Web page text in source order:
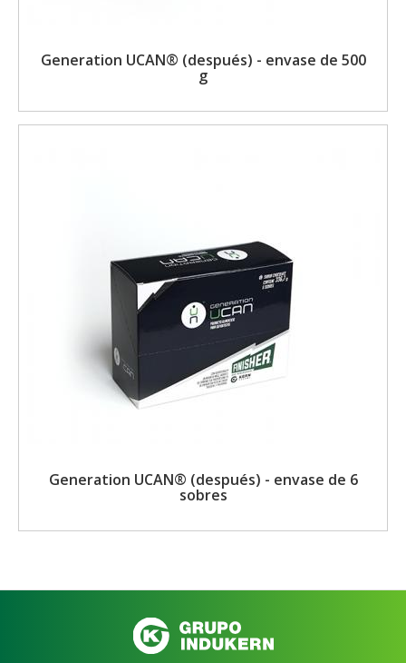
Generation UCAN® (después) - envase de 500
g
Generation UCAN® (después) - envase de 6
sobres